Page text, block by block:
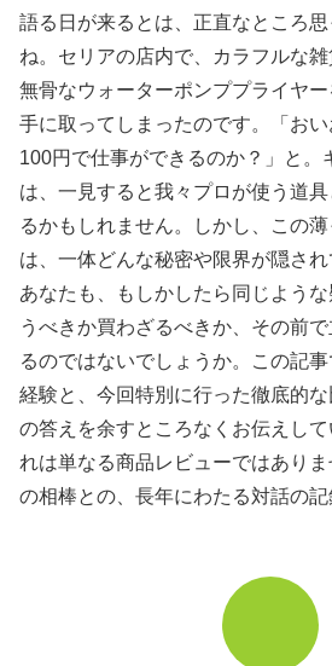
語る日が来るとは、正直なところ
ね。セリアの店内で、カラフルな
無骨なウォーターポンププライヤ
手に取ってしまったのです。「お
100円で仕事ができるのか？」と。
は、一見すると我々プロが使う道
るかもしれません。しかし、この
は、一体どんな秘密や限界が隠され
あなたも、もしかしたら同じよう
うべきか買わざるべきか、その前
るのではないでしょうか。この記
経験と、今回特別に行った徹底的
の答えを余すところなくお伝えし
れは単なる商品レビューではあり
の相棒との、長年にわたる対話の記